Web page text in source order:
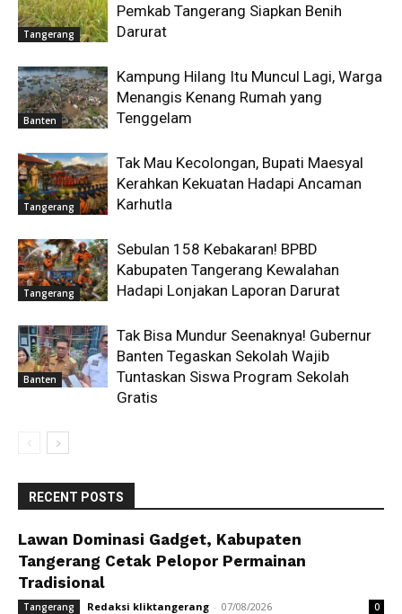
Tangerang
Pemkab Tangerang Siapkan Benih
Darurat
Banten
Kampung Hilang Itu Muncul Lagi, Warga
Menangis Kenang Rumah yang
Tenggelam
Tangerang
Tak Mau Kecolongan, Bupati Maesyal
Kerahkan Kekuatan Hadapi Ancaman
Karhutla
Tangerang
Sebulan 158 Kebakaran! BPBD
Kabupaten Tangerang Kewalahan
Hadapi Lonjakan Laporan Darurat
Banten
Tak Bisa Mundur Seenaknya! Gubernur
Banten Tegaskan Sekolah Wajib
Tuntaskan Siswa Program Sekolah
Gratis
RECENT POSTS
Lawan Dominasi Gadget, Kabupaten
Tangerang Cetak Pelopor Permainan
Tradisional
Tangerang Redaksi kliktangerang - 07/08/2026 0